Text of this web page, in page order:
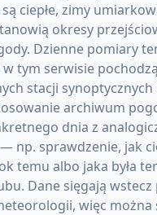
ciepłe, zimy
okresy
Dzienne pomiary
tym serwisie
stacji
archiwum
dnia z
np. sprawdzenie, jak
temu albo jaka była
Dane sięgają wstecz
więc można